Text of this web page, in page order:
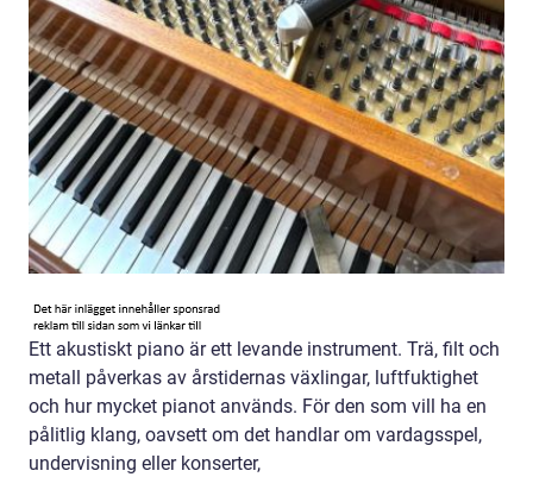
Ett akustiskt piano är ett levande instrument. Trä, filt och
metall påverkas av årstidernas växlingar, luftfuktighet
och hur mycket pianot används. För den som vill ha en
pålitlig klang, oavsett om det handlar om vardagsspel,
undervisning eller konserter,